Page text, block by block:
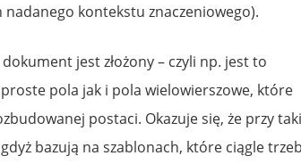
kontekstu znaczeniowego).
jest złożony – czyli np. jest to
pola jak i pola wielowierszowe, które
postaci. Okazuje się, że przy
bazują na szablonach, które ciągle